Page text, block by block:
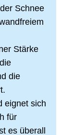
Schnee
Stärke
die
eignet sich
für
es überall